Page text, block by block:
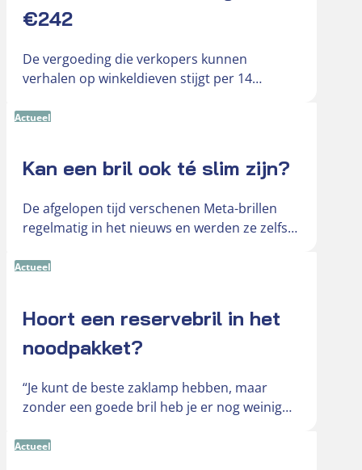
€242
De vergoeding die verkopers kunnen
verhalen op winkeldieven stijgt per 14
Actueel
Kan een bril ook té slim zijn?
De afgelopen tijd verschenen Meta-brillen
regelmatig in het nieuws en werden ze zelfs
brillen…
Actueel
Hoort een reservebril in het
noodpakket?
“Je kunt de beste zaklamp hebben, maar
zonder een goede bril heb je er nog weinig
Actueel